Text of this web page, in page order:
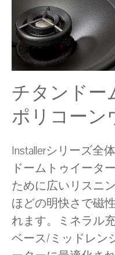
チタンドー
ポリコーン
Installerシリーズ全
ドームトゥイータ
ために広いリスニ
ほどの明快さで磁
れます。ミネラル
ベース/ミッドレン